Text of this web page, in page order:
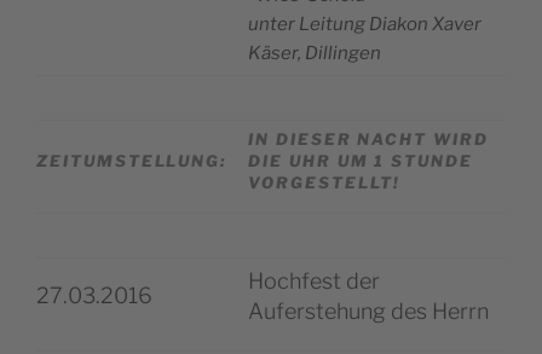
unter Lei­tung Dia­kon Xaver
Käser, Dillingen
ZEITUMSTELLUNG:
IN DIESER NACHT WIRD
DIE UHR UM 1 STUNDE
VORGESTELLT!
27.03.2016
Hochfest der
Auferstehung des Herrn